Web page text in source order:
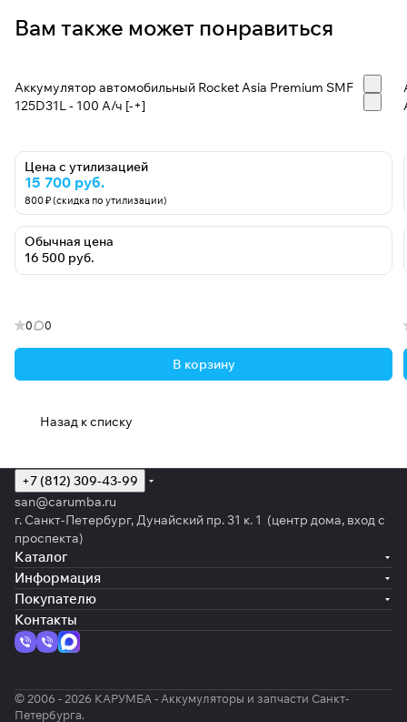
Вам также может понравиться
Аккумулятор автомобильный Rocket Asia Premium SMF
125D31L - 100 А/ч [-+]
Цена с утилизацией
15 700 руб.
800 ₽ (скидка по утилизации)
Обычная цена
16 500 руб.
0 0
В корзину
Назад к списку
+7 (812) 309-43-99
san@carumba.ru
г. Санкт-Петербург, Дунайский пр. 31 к. 1 (центр дома, вход с
проспекта)
Каталог
Информация
Покупателю
Контакты
© 2006 - 2026 КАРУМБА - Аккумуляторы и запчасти Санкт-
Петербурга.